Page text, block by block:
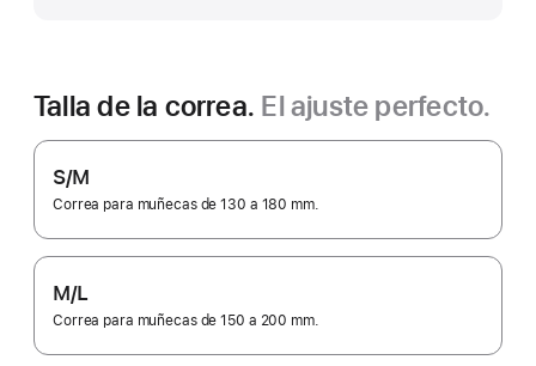
Talla de la correa. El ajuste perfecto.
S/M
Correa para muñecas de 130 a 180 mm.
M/L
Correa para muñecas de 150 a 200 mm.